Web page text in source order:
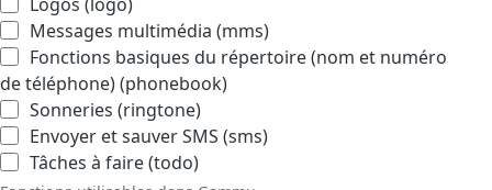
Messages multimédia (mms)
Fonctions basiques du répertoire (nom et numéro
de téléphone) (phonebook)
Sonneries (ringtone)
Envoyer et sauver SMS (sms)
Tâches à faire (todo)